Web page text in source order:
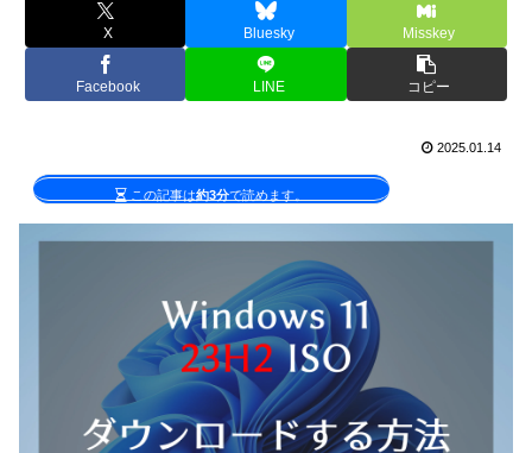
X Bluesky Misskey
Facebook LINE コピー
2025.01.14
この記事は約3分で読めます。